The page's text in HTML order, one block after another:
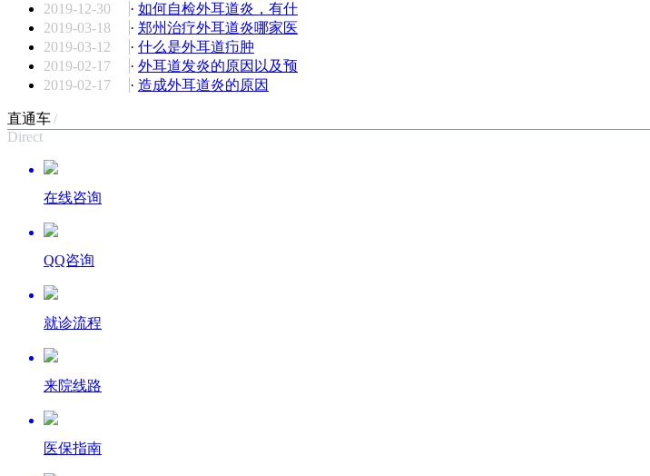
2019-12-30
· 如何自检外耳道炎，有什
2019-03-18
· 郑州治疗外耳道炎哪家医
2019-03-12
· 什么是外耳道疖肿
2019-02-17
· 外耳道发炎的原因以及预
2019-02-17
· 造成外耳道炎的原因
直通车/
Direct
在线咨询
QQ咨询
就诊流程
来院线路
医保指南